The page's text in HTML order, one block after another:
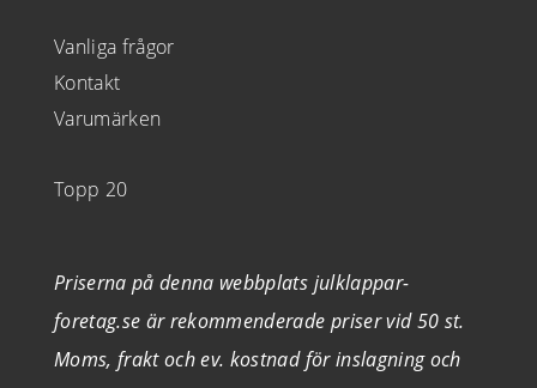
Vanliga frågor
Kontakt
Varumärken
Topp 20
Priserna på denna webbplats julklappar-
foretag.se är rekommenderade priser vid 50 st.
Moms, frakt och ev. kostnad för inslagning och